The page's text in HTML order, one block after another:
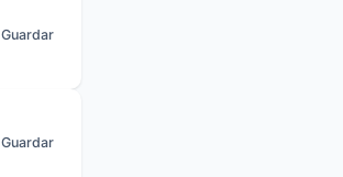
Guardar
Guardar